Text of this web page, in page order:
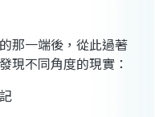
一端後，從此過著
現不同角度的現實：